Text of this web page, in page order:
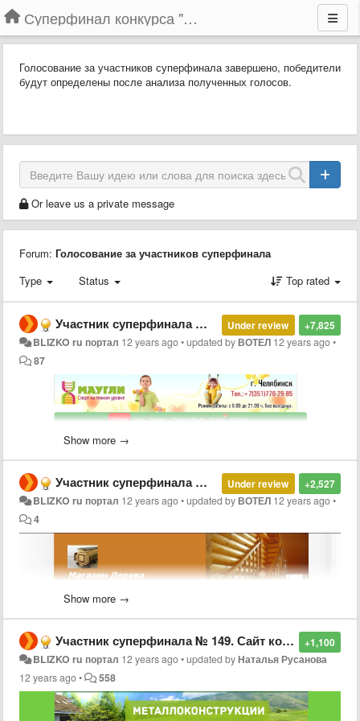
Суперфинал конкурса "Компания года-2014" на BLIZKO.ru
Голосование за участников суперфинала завершено, победители
будут определены после анализа полученных голосов.
Or leave us a private message
Forum: Голосование за участников суперфинала
Type
Status Top rated
+7,825
Under review
Участник суперфинала № 25. Сайт компании «Маугли-74», г. Челябинск
BLIZKO ru портал 12 years ago•updated byВОТЕЛ 12 years ago•
87
Участник суперфинала № 25. Сайт
Челябинск
Адрес сайта наhttp://www.blizko.ru/-http://maugli-
74.blizko.ru/
Show more →
+2,527
Under review
Участник суперфинала № 123 Сайт компании «Магазин дерева», г. Тольятти
BLIZKO ru портал 12 years ago•updated byВОТЕЛ 12 years ago•
4
Show more →
+1,100
Участник суперфинала № 149. Сайт компании «Металлоконструкции», г. Раменское
BLIZKO ru портал 12 years ago•updated byНаталья Русанова
12 years ago• 558